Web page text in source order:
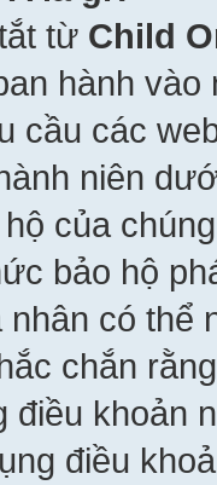
từ Child
hành
cầu các
niên
của
bảo hộ
có thể
chắn
điều khoản
điều